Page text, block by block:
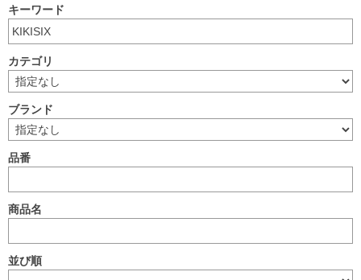
キーワード
カテゴリ
ブランド
品番
商品名
並び順